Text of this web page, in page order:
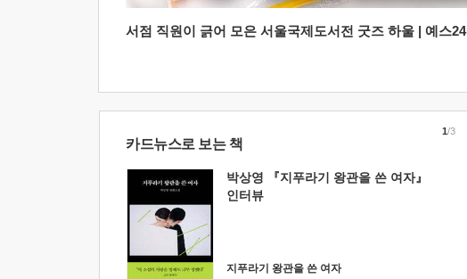
서점 직원이 긁어 모은 서울국제도서전 굿즈 하울 | 예스24
카드뉴스로 보는 책
박상영 『지푸라기 왕관을 쓴 여자』
인터뷰
지푸라기 왕관을 쓴 여자
1/3